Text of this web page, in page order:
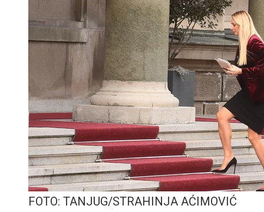
FOTO: TANJUG/STRAHINJA AĆIMOVIĆ